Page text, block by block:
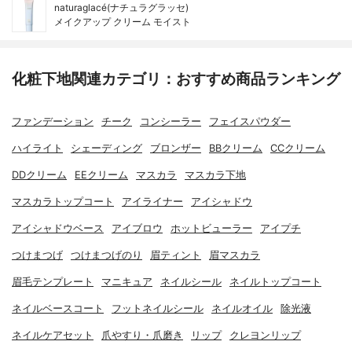
naturaglacé(ナチュラグラッセ)
メイクアップ クリーム モイスト
化粧下地関連カテゴリ：おすすめ商品ランキング
ファンデーション チーク コンシーラー フェイスパウダー
ハイライト シェーディング ブロンザー BBクリーム CCクリーム
DDクリーム EEクリーム マスカラ マスカラ下地
マスカラトップコート アイライナー アイシャドウ
アイシャドウベース アイブロウ ホットビューラー アイプチ
つけまつげ つけまつげのり 眉ティント 眉マスカラ
眉毛テンプレート マニキュア ネイルシール ネイルトップコート
ネイルベースコート フットネイルシール ネイルオイル 除光液
ネイルケアセット 爪やすり・爪磨き リップ クレヨンリップ